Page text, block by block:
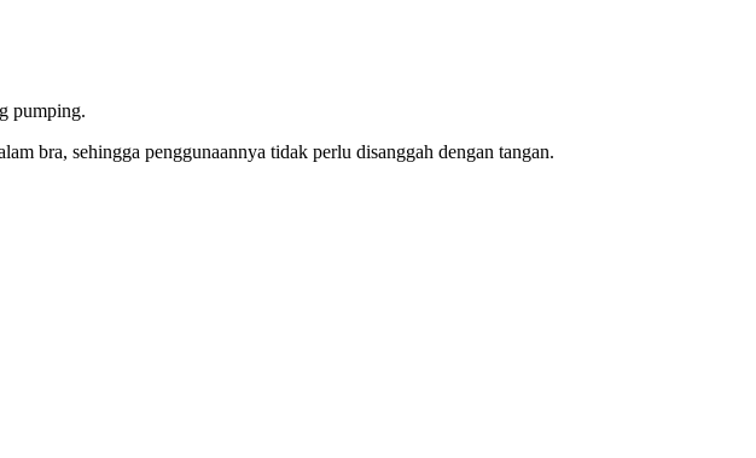
pumping.
bra, sehingga penggunaannya tidak perlu disanggah dengan tangan.